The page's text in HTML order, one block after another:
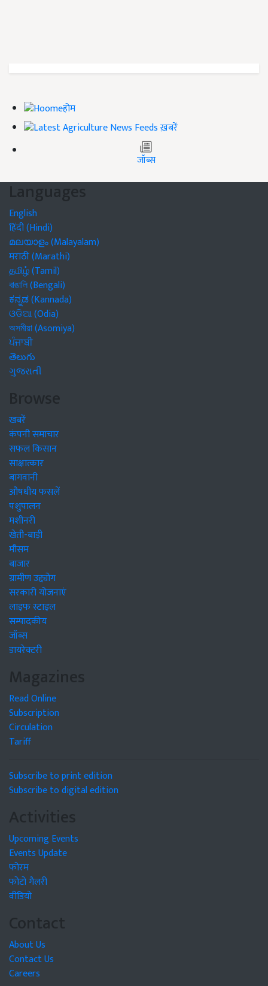
होम
ख़बरें
जॉब्स
Languages
English
हिंदी (Hindi)
മലയാളം (Malayalam)
मराठी (Marathi)
தமிழ் (Tamil)
বাঙালি (Bengali)
ಕನ್ನಡ (Kannada)
ଓଡିଆ (Odia)
অসমীয়া (Asomiya)
ਪੰਜਾਬੀ
తెలుగు
ગુજરાતી
Browse
खबरें
कंपनी समाचार
सफल किसान
साक्षात्कार
बागवानी
औषधीय फसलें
पशुपालन
मशीनरी
खेती-बाड़ी
मौसम
बाजार
ग्रामीण उद्द्योग
सरकारी योजनाएं
लाइफ स्टाइल
सम्पादकीय
जॉब्स
डायरेक्टरी
Magazines
Read Online
Subscription
Circulation
Tariff
Subscribe to print edition
Subscribe to digital edition
Activities
Upcoming Events
Events Update
फोरम
फोटो गैलरी
वीडियो
Contact
About Us
Contact Us
Careers